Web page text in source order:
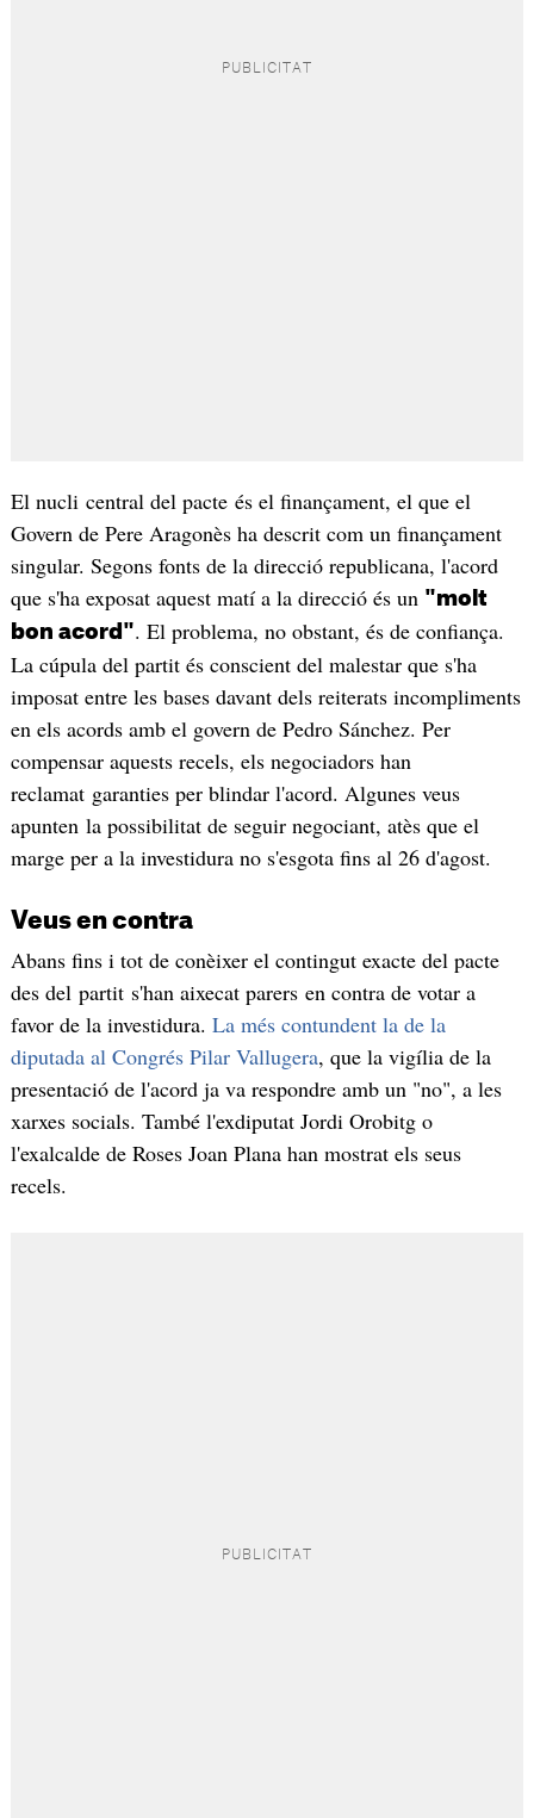
El nucli central del pacte és el finançament, el que el
Govern de Pere Aragonès ha descrit com un finançament
singular. Segons fonts de la direcció republicana, l'acord
que s'ha exposat aquest matí a la direcció és un "molt
bon acord". El problema, no obstant, és de confiança.
La cúpula del partit és conscient del malestar que s'ha
imposat entre les bases davant dels reiterats incompliments
en els acords amb el govern de Pedro Sánchez. Per
compensar aquests recels, els negociadors han
reclamat garanties per blindar l'acord. Algunes veus
apunten la possibilitat de seguir negociant, atès que el
marge per a la investidura no s'esgota fins al 26 d'agost.
Veus en contra
Abans fins i tot de conèixer el contingut exacte del pacte
des del partit s'han aixecat parers en contra de votar a
favor de la investidura. La més contundent la de la
diputada al Congrés Pilar Vallugera, que la vigília de la
presentació de l'acord ja va respondre amb un "no", a les
xarxes socials. També l'exdiputat Jordi Orobitg o
l'exalcalde de Roses Joan Plana han mostrat els seus
recels.